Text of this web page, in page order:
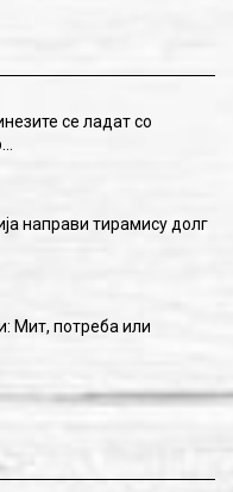
се ладат со
направи тирамису долг
Мит, потреба или